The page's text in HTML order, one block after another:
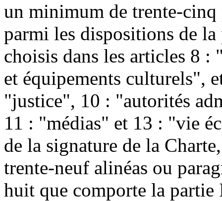
un minimum de trente-cinq
parmi les dispositions de
choisis dans les articles 8
et équipements culturels",
"justice", 10 : "autorités
11 : "médias" et 13 : "vie
de la signature de la
trente-neuf alinéas ou
huit que comporte la